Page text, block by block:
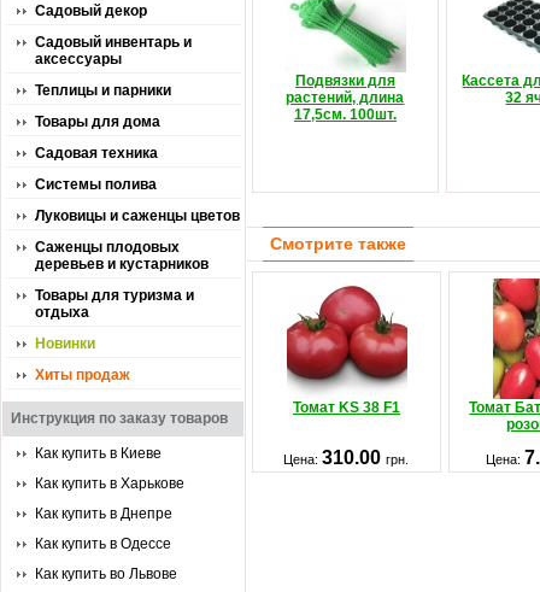
Садовый декор
Садовый инвентарь и
аксессуары
Теплицы и парники
Товары для дома
Садовая техника
Системы полива
Луковицы и саженцы цветов
Саженцы плодовых
деревьев и кустарников
Товары для туризма и
отдыха
Новинки
Хиты продаж
Инструкция по заказу товаров
Как купить в Киеве
Как купить в Харькове
Как купить в Днепре
Как купить в Одессе
Как купить во Львове
Подвязки для
растений, длина
17,5см. 100шт.
Кассета
32
Смотрите также
Томат KS 38 F1
Томат
Цена:310.00грн. Цена: